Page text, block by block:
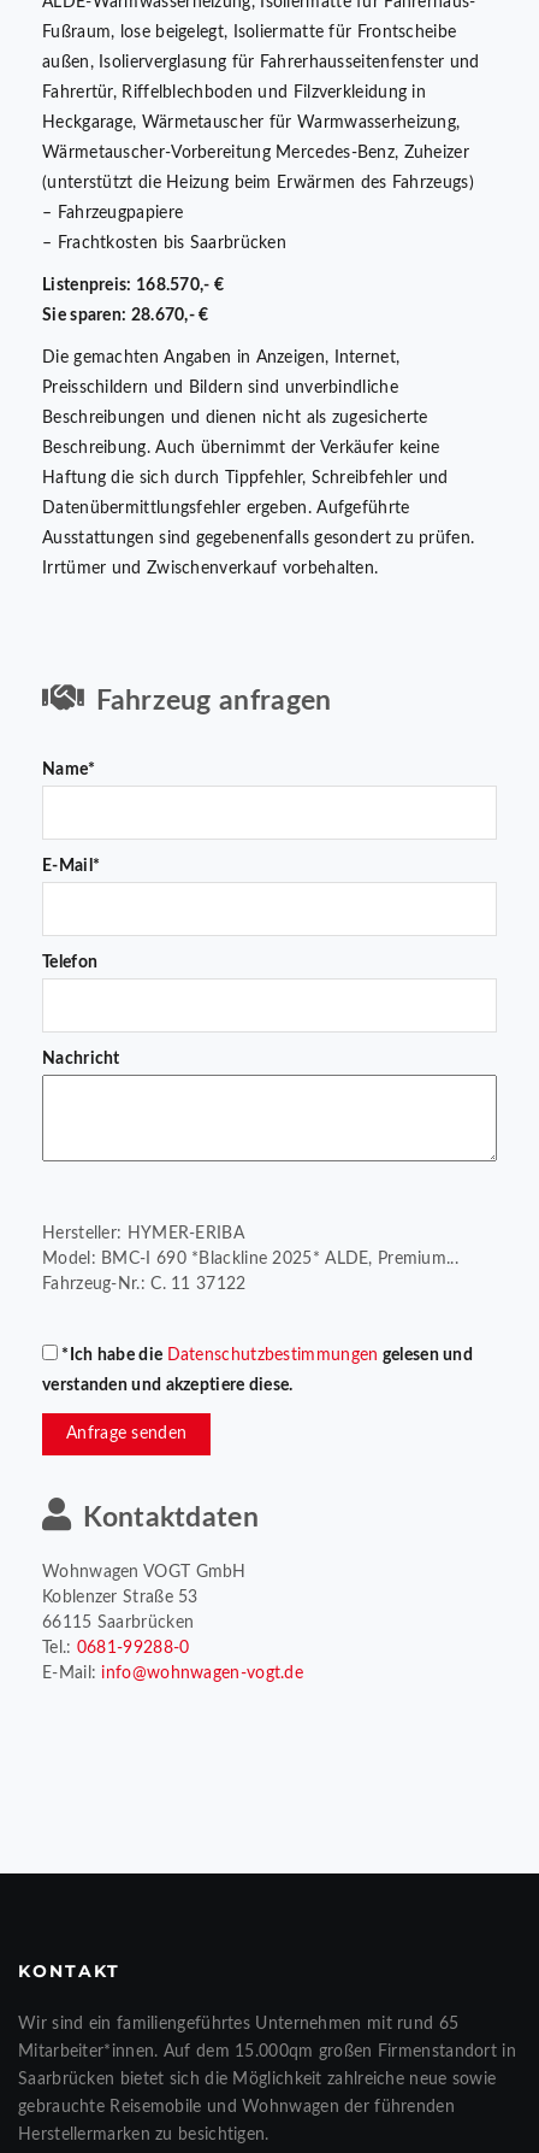
Fußraum, lose beigelegt, Isoliermatte für Frontscheibe
außen, Isolierverglasung für Fahrerhausseitenfenster und
Fahrertür, Riffelblechboden und Filzverkleidung in
Heckgarage, Wärmetauscher für Warmwasserheizung,
Wärmetauscher-Vorbereitung Mercedes-Benz, Zuheizer
(unterstützt die Heizung beim Erwärmen des Fahrzeugs)
– Fahrzeugpapiere
– Frachtkosten bis Saarbrücken
Listenpreis: 168.570,- €
Sie sparen: 28.670,- €
Die gemachten Angaben in Anzeigen, Internet,
Preisschildern und Bildern sind unverbindliche
Beschreibungen und dienen nicht als zugesicherte
Beschreibung. Auch übernimmt der Verkäufer keine
Haftung die sich durch Tippfehler, Schreibfehler und
Datenübermittlungsfehler ergeben. Aufgeführte
Ausstattungen sind gegebenenfalls gesondert zu prüfen.
Irrtümer und Zwischenverkauf vorbehalten.
Fahrzeug anfragen
Name*
E-Mail*
Telefon
Nachricht
Hersteller: HYMER-ERIBA
Model: BMC-I 690 *Blackline 2025* ALDE, Premium...
Fahrzeug-Nr.: C. 11 37122
*Ich habe die Datenschutzbestimmungen gelesen und
verstanden und akzeptiere diese.
Anfrage senden
Kontaktdaten
Wohnwagen VOGT GmbH
Koblenzer Straße 53
66115 Saarbrücken
Tel.: 0681-99288-0
E-Mail: info@wohnwagen-vogt.de
KONTAKT
Wir sind ein familiengeführtes Unternehmen mit rund 65
Mitarbeiter*innen. Auf dem 15.000qm großen Firmenstandort in
Saarbrücken bietet sich die Möglichkeit zahlreiche neue sowie
gebrauchte Reisemobile und Wohnwagen der führenden
Herstellermarken zu besichtigen.